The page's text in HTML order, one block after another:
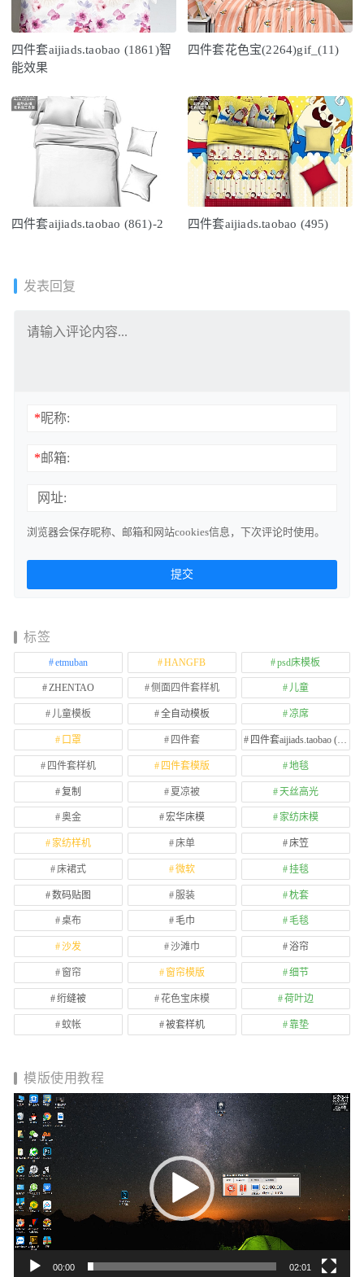
四件套aijiads.taobao (1861)智
能效果
四件套花色宝(2264)gif_(11)
四件套aijiads.taobao (861)-2 四件套aijiads.taobao (495)
发表回复
*昵称:
*邮箱:
网址:
浏览器会保存昵称、邮箱和网站cookies信息，下次评论时使用。
标签
etmuban HANGFB psd床模板
ZHENTAO 侧面四件套样机 儿童
儿童模板 全自动模板 凉席
口罩 四件套 四件套aijiads.taobao (1639)
四件套样机 四件套模版 地毯
复制 夏凉被 天丝高光
奥金 宏华床模 家纺床模
家纺样机 床单 床笠
床裙式 微软 挂毯
数码贴图 服装 枕套
桌布 毛巾 毛毯
沙发 沙滩巾 浴帘
窗帘 窗帘模版 细节
绗缝被 花色宝床模 荷叶边
蚊帐 被套样机 靠垫
模版使用教程
视
频
播
放
器
00:00 02:01